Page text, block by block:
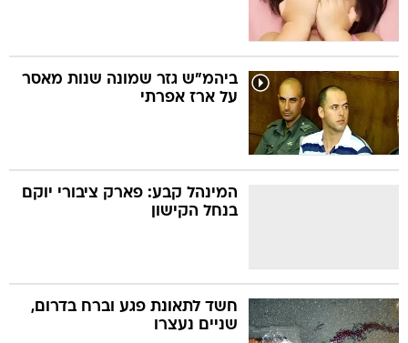
ביהמ"ש גזר שמונה שנות מאסר
על ארז אפרתי
המינהל קבע: פארק ציבורי יוקם
בנחל הקישון
חשד לתאונת פגע וברח בדרום,
שניים נעצרו